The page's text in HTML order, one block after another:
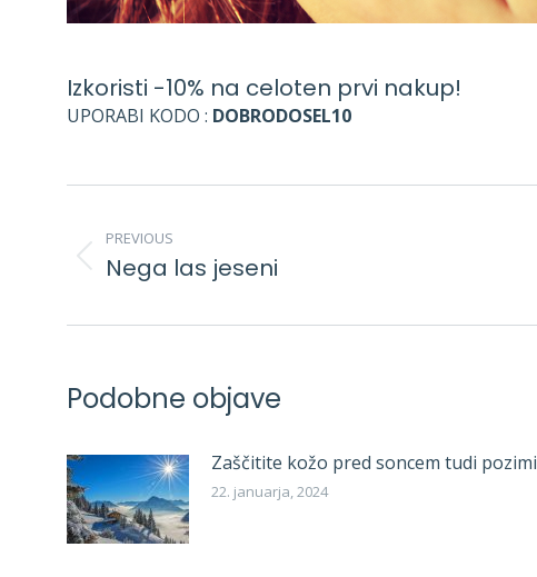
Izkoristi -10% na celoten prvi nakup!
UPORABI KODO : DOBRODOSEL10
NAVIGATION
PREVIOUS
Previous
Nega las jeseni
Podobne objave
Zaščitite kožo pred soncem tudi pozimi
22. januarja, 2024